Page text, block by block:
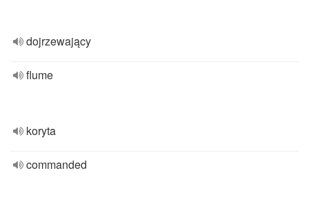
dojrzewający
flume
koryta
commanded